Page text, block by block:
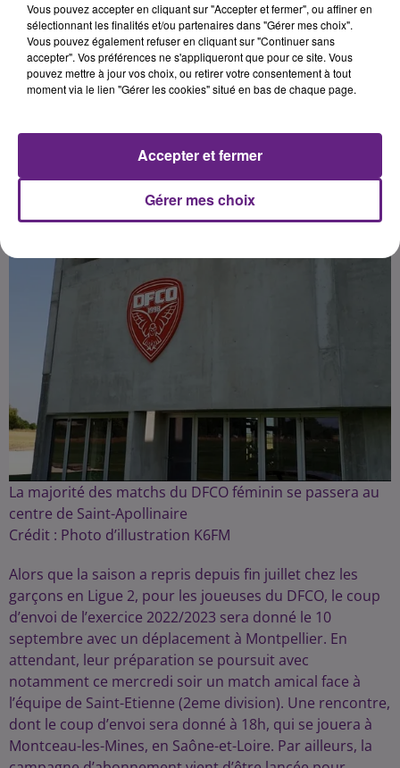
Publié : 17 août 2022 à 9h05 par Fabrice Aubry
La majorité des matchs du DFCO féminin se passera au
centre de Saint-Apollinaire
Crédit : Photo d’illustration K6FM
Alors que la saison a repris depuis fin juillet chez les
garçons en Ligue 2, pour les joueuses du DFCO, le coup
d’envoi de l’exercice 2022/2023 sera donné le 10
septembre avec un déplacement à Montpellier. En
attendant, leur préparation se poursuit avec
notamment ce mercredi soir un match amical face à
l’équipe de Saint-Etienne (2eme division). Une rencontre,
dont le coup d’envoi sera donné à 18h, qui se jouera à
Montceau-les-Mines, en Saône-et-Loire. Par ailleurs, la
Vous pouvez accepter en cliquant sur "Accepter et fermer", ou affiner en
sélectionnant les finalités et/ou partenaires dans "Gérer mes choix".
Vous pouvez également refuser en cliquant sur "Continuer sans
accepter". Vos préférences ne s'appliqueront que pour ce site. Vous
pouvez mettre à jour vos choix, ou retirer votre consentement à tout
moment via le lien "Gérer les cookies" situé en bas de chaque page.
Gérer mes choix
Accepter et fermer